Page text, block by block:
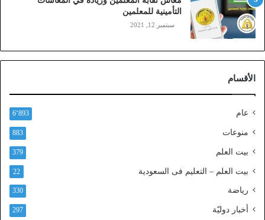
ي
ن
)
ا
ل
ف
ا
ا
ل
ط
التأمينية للمعلمين
سبتمبر 12, 2021
الأقسام
عام 6٬893
منوعات 883
بيت العلم 379
بيت العلم – التعليم فى السعودية 22
رياضة 330
أخبار دوليّة 297